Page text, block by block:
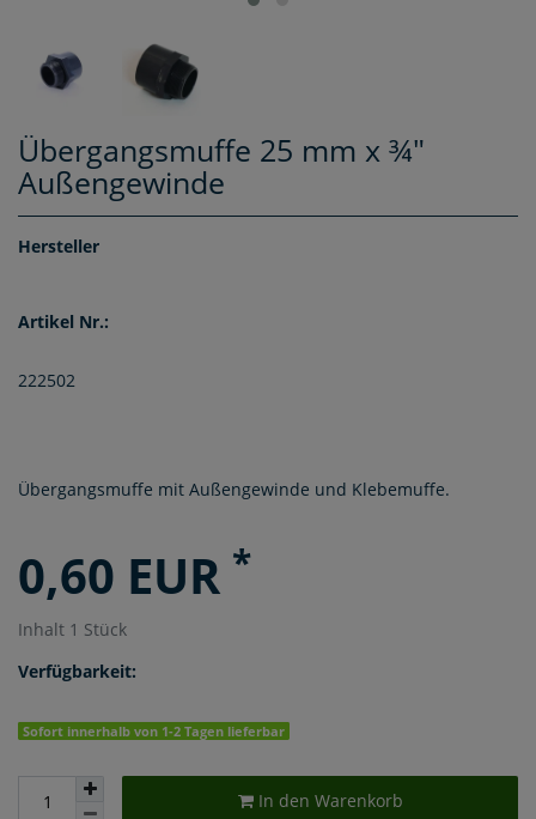
Übergangsmuffe 25 mm x ¾"
Außengewinde
Hersteller
Artikel Nr.:
222502
Übergangsmuffe mit Außengewinde und Klebemuffe.
0,60 EUR *
Inhalt 1 Stück
Verfügbarkeit:
Sofort innerhalb von 1-2 Tagen lieferbar
In den Warenkorb